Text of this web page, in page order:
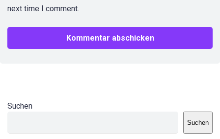
next time I comment.
Suchen
Suchen